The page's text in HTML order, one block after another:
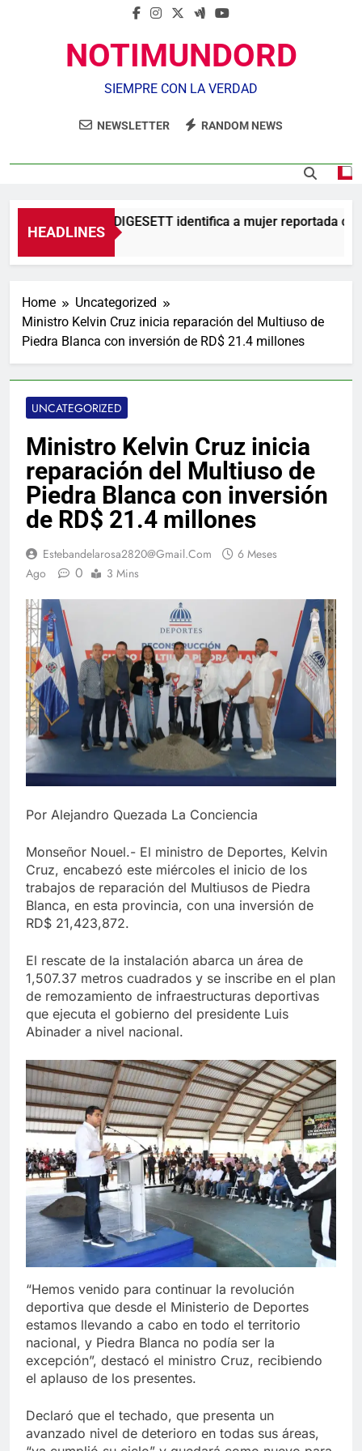
NOTIMUNDORD
SIEMPRE CON LA VERDAD
NEWSLETTER RANDOM NEWS
HEADLINES
Agente de la DIGESETT identifica a mujer reportada
16 Horas Ago
Home
Uncategorized
Ministro Kelvin Cruz inicia reparación del Multiuso de
Piedra Blanca con inversión de RD$ 21.4 millones
UNCATEGORIZED
Ministro Kelvin Cruz inicia
reparación del Multiuso de
Piedra Blanca con inversión
de RD$ 21.4 millones
Estebandelarosa2820@gmail.com
6 Meses
Ago
0 3 Mins
Por Alejandro Quezada La Conciencia
Monseñor Nouel.- El ministro de Deportes, Kelvin
Cruz, encabezó este miércoles el inicio de los
trabajos de reparación del Multiusos de Piedra
Blanca, en esta provincia, con una inversión de
RD$ 21,423,872.
El rescate de la instalación abarca un área de
1,507.37 metros cuadrados y se inscribe en el plan
de remozamiento de infraestructuras deportivas
que ejecuta el gobierno del presidente Luis
Abinader a nivel nacional.
“Hemos venido para continuar la revolución
deportiva que desde el Ministerio de Deportes
estamos llevando a cabo en todo el territorio
nacional, y Piedra Blanca no podía ser la
excepción”, destacó el ministro Cruz, recibiendo
el aplauso de los presentes.
Declaró que el techado, que presenta un
avanzado nivel de deterioro en todas sus áreas,